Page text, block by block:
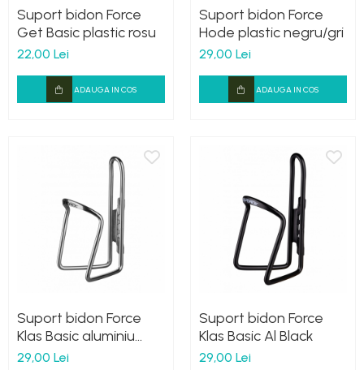
Suport bidon Force
Get Basic plastic rosu
22,00 Lei
ADAUGA IN COS
Suport bidon Force
Hode plastic negru/gri
29,00 Lei
ADAUGA IN COS
Suport bidon Force
Klas Basic aluminiu
argintiu lucios
29,00 Lei
Suport bidon Force
Klas Basic Al Black
29,00 Lei